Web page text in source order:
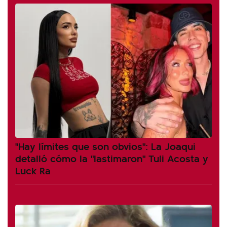
"Hay límites que son obvios": La Joaqui
detalló cómo la "lastimaron" Tuli Acosta y
Luck Ra